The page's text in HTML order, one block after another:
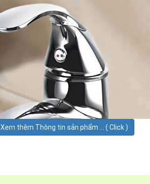
Xem thêm Thông tin sản phẩm ... ( Click )